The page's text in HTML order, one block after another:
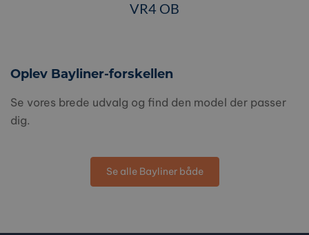
VR4 OB
Oplev Bayliner-forskellen
Se vores brede udvalg og find den model der passer
dig.
Se alle Bayliner både